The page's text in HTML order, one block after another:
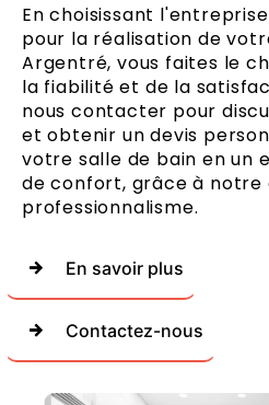
En choisissant
pour la réalisation de
Argentré, vous faites le
la fiabilité et de la
nous contacter pour
et obtenir un devis
votre salle de bain en un
de confort, grâce à
professionnalisme.
En savoir plus
Contactez-nous